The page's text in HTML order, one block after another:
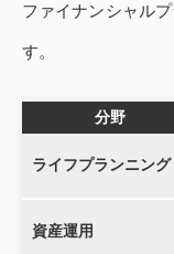
ファイナンシャル
す。
分野
ライフプランニング
資産運用